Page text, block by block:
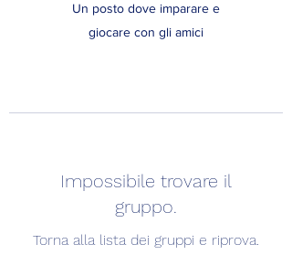
Un posto dove imparare e
giocare con gli amici
Impossibile trovare il
gruppo.
Torna alla lista dei gruppi e riprova.